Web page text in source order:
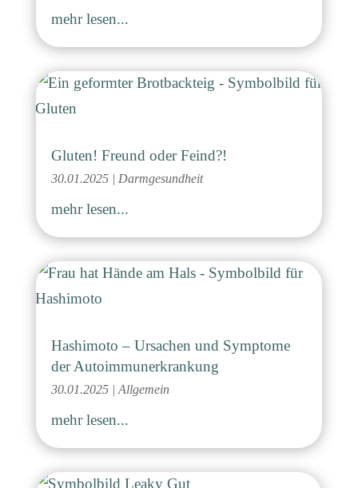
mehr lesen...
Gluten! Freund oder Feind?!
30.01.2025| Darmgesundheit
mehr lesen...
Hashimoto – Ursachen und Symptome
der Autoimmunerkrankung
30.01.2025| Allgemein
mehr lesen...